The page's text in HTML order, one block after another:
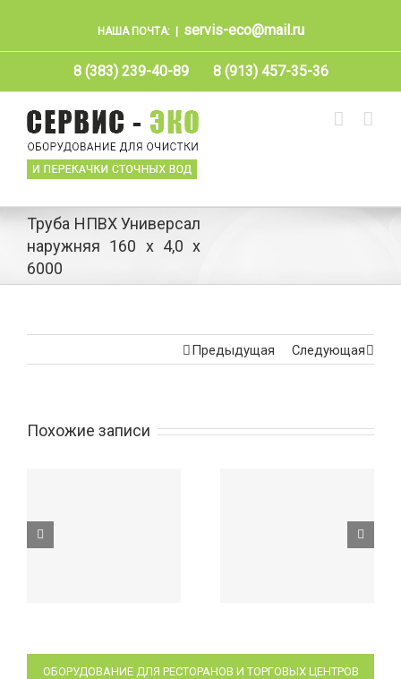
НАША ПОЧТА: servis-eco@mail.ru
8 (383) 239-40-89 8 (913) 457-35-36
Труба НПВХ Универсал
наружняя 160 х 4,0 х
6000
Предыдущая Следующая
Похожие записи
ОБОРУДОВАНИЕ ДЛЯ РЕСТОРАНОВ И ТОРГОВЫХ ЦЕНТРОВ